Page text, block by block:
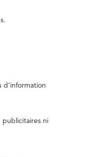
publicitaires ni